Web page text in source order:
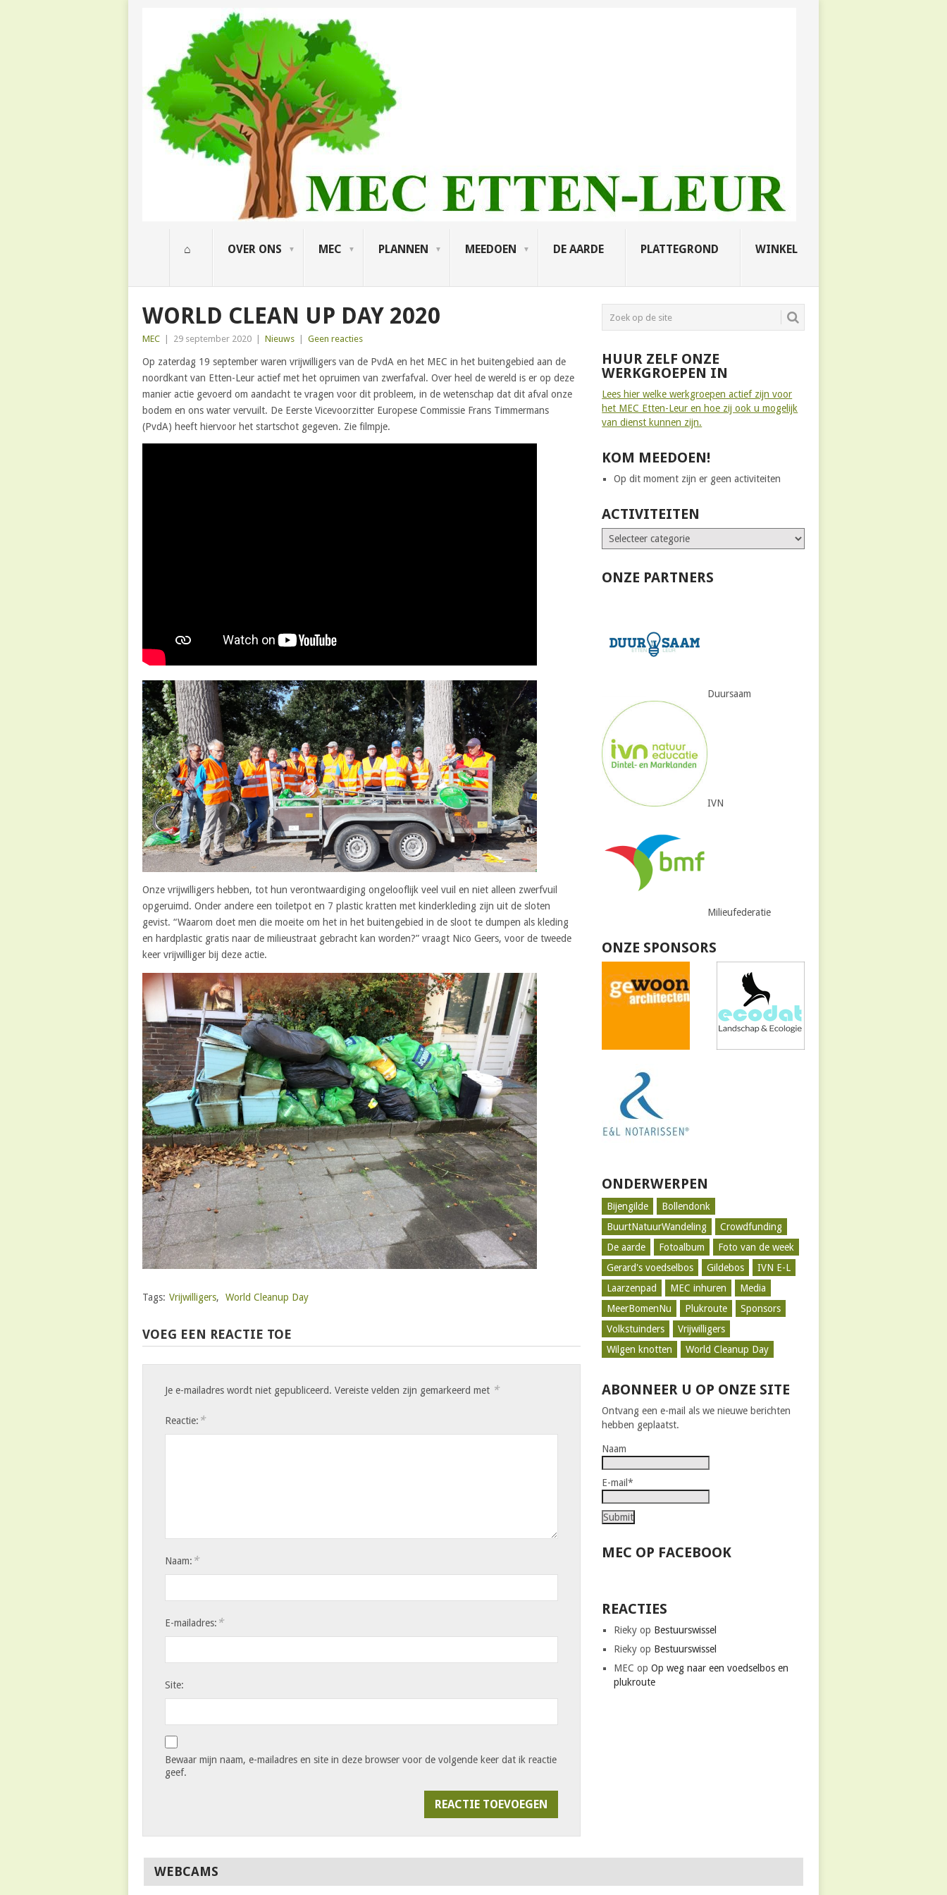
⌂ OVER ONS MEC PLANNEN MEEDOEN DE AARDE PLATTEGROND WINKEL
WORLD CLEAN UP DAY 2020
MEC 29 september 2020 Nieuws Geen reacties
Op zaterdag 19 september waren vrijwilligers van de PvdA en het MEC in het buitengebied aan de
noordkant van Etten-Leur actief met het opruimen van zwerfafval. Over heel de wereld is er op deze
manier actie gevoerd om aandacht te vragen voor dit probleem, in de wetenschap dat dit afval onze
bodem en ons water vervuilt. De Eerste Vicevoorzitter Europese Commissie Frans Timmermans
(PvdA) heeft hiervoor het startschot gegeven. Zie filmpje.
Onze vrijwilligers hebben, tot hun verontwaardiging ongelooflijk veel vuil en niet alleen zwerfvuil
opgeruimd. Onder andere een toiletpot en 7 plastic kratten met kinderkleding zijn uit de sloten
gevist. “Waarom doet men die moeite om het in het buitengebied in de sloot te dumpen als kleding
en hardplastic gratis naar de milieustraat gebracht kan worden?” vraagt Nico Geers, voor de tweede
keer vrijwilliger bij deze actie.
Tags: Vrijwilligers, World Cleanup Day
VOEG EEN REACTIE TOE
Je e-mailadres wordt niet gepubliceerd. Vereiste velden zijn gemarkeerd met *
Reactie: *
Naam: *
E-mailadres: *
Site:
Bewaar mijn naam, e-mailadres en site in deze browser voor de volgende keer dat ik reactie
geef.
HUUR ZELF ONZE
WERKGROEPEN IN
Lees hier welke werkgroepen actief zijn voor
het MEC Etten-Leur en hoe zij ook u mogelijk
van dienst kunnen zijn.
KOM MEEDOEN!
Op dit moment zijn er geen activiteiten
ACTIVITEITEN
ONZE PARTNERS
Duursaam
IVN
Milieufederatie
ONZE SPONSORS
ONDERWERPEN
Bijengilde
Bollendonk
BuurtNatuurWandeling
Crowdfunding
De aarde
Fotoalbum
Foto van de week
Gerard's voedselbos
Gildebos
IVN E-L
Laarzenpad
MEC inhuren
Media
MeerBomenNu
Plukroute
Sponsors
Volkstuinders
Vrijwilligers
Wilgen knotten
World Cleanup Day
ABONNEER U OP ONZE SITE
Ontvang een e-mail als we nieuwe berichten
hebben geplaatst.
Naam
E-mail*
MEC OP FACEBOOK
REACTIES
Rieky op Bestuurswissel
Rieky op Bestuurswissel
MEC opOp weg naar een voedselbos en
plukroute
WEBCAMS